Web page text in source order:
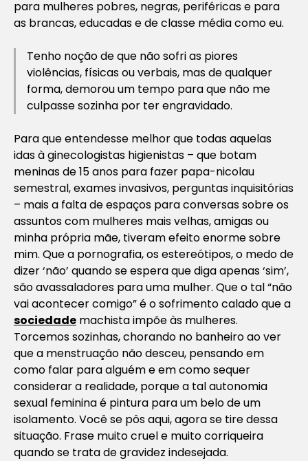
para mulheres pobres, negras, periféricas e para
as brancas, educadas e de classe média como eu.
Tenho noção de que não sofri as piores
violências, físicas ou verbais, mas de qualquer
forma, demorou um tempo para que não me
culpasse sozinha por ter engravidado.
Para que entendesse melhor que todas aquelas
idas à ginecologistas higienistas – que botam
meninas de 15 anos para fazer papa-nicolau
semestral, exames invasivos, perguntas inquisitórias
– mais a falta de espaços para conversas sobre os
assuntos com mulheres mais velhas, amigas ou
minha própria mãe, tiveram efeito enorme sobre
mim. Que a pornografia, os estereótipos, o medo de
dizer ‘não’ quando se espera que diga apenas ‘sim’,
são avassaladores para uma mulher. Que o tal “não
vai acontecer comigo” é o sofrimento calado que a
sociedade machista impõe às mulheres.
Torcemos sozinhas, chorando no banheiro ao ver
que a menstruação não desceu, pensando em
como falar para alguém e em como sequer
considerar a realidade, porque a tal autonomia
sexual feminina é pintura para um belo de um
isolamento. Você se pôs aqui, agora se tire dessa
situação. Frase muito cruel e muito corriqueira
quando se trata de gravidez indesejada.